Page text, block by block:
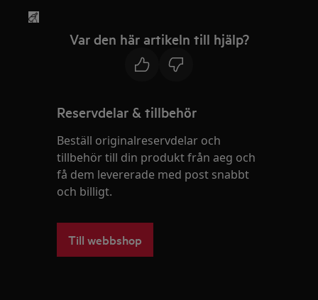
Var den här artikeln till hjälp?
Reservdelar & tillbehör
Beställ originalreservdelar och
tillbehör till din produkt från aeg och
få dem levererade med post snabbt
och billigt.
Till webbshop